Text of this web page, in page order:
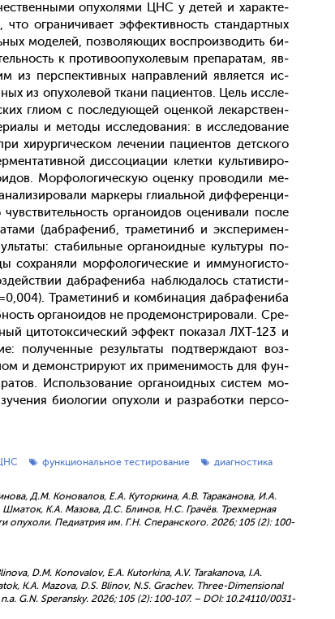
опу­холя­ми ЦНС у де­тей и ха­рак­те­
ог­ра­ничи­ва­ет эф­фектив­ность стан­дар­тных
мо­делей, поз­во­ля­ющих вос­про­из­во­дить би­
к про­тиво­опу­холе­вым пре­пара­там, яв­
из пер­спек­тивных нап­равле­ний яв­ля­ет­ся ис­
из опу­холе­вой тка­ни па­ци­ен­тов. Цель ис­сле­
гли­ом с пос­ле­ду­ющей оцен­кой ле­карс­твен­
и ме­тоды ис­сле­дова­ния: в ис­сле­дова­ние
хи­рур­ги­чес­ком ле­чении па­ци­ен­тов дет­ско­го
дис­со­ци­ации клет­ки куль­ти­виро­
Мор­фо­логи­чес­кую оцен­ку про­води­ли ме­
мар­ке­ры гли­аль­ной диф­фе­рен­ци­
ор­га­но­идов оце­нива­ли пос­ле
(даб­ра­фениб, тра­мети­ниб и эк­спе­римен­
ста­биль­ные ор­га­но­ид­ные куль­ту­ры по­
сох­ра­няли мор­фо­логи­чес­кие и им­му­ногис­то­
даб­ра­фени­ба наб­лю­далось ста­тис­ти­
Тра­мети­ниб и ком­би­нация даб­ра­фени­ба
ор­га­но­идов не про­демонс­три­рова­ли. Сре­
ци­тоток­си­чес­кий эф­фект по­казал ЛХТ-123 и
по­лучен­ные ре­зуль­та­ты под­твержда­ют воз­
и де­монс­три­ру­ют их при­мени­мость для фун­
Ис­поль­зо­вание ор­га­но­ид­ных сис­тем мо­
би­оло­гии опу­холи и раз­ра­бот­ки пер­со­
функциональное тестирование диагностика
Д.М. Коновалов, Е.А. Куторкина, А.В. Тараканова, И.А.
К.А. Мазова, Д.С. Блинов, Н.С. Грачёв. Трехмерная
опухоли. Педиатрия им. Г.Н. Сперанского. 2026; 105 (2): 100-
D.M. Konovalov, E.A. Kutorkina, A.V. Tarakanova, I.A.
K.A. Mazova, D.S. Blinov, N.S. Grachev. Three-Dimensional
G.N. Speransky. 2026; 105 (2): 100-107. – DOI: 10.24110/0031-